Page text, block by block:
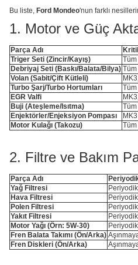
Bu liste, Ford Mondeo'nun farklı
1. Motor ve Güç
Parça Adı
Triger Seti (Zincir/Kayış)
Debriyaj Seti (Baskı/Balata/Bilya)
Volan (Sabit/Çift Kütleli)
Turbo Şarj/Turbo Hortumları
EGR Valfi
Buji (Ateşleme/Isıtma)
Enjektörler/Enjeksiyon Pompası
Motor Kulağı (Takozu)
2. Filtre ve Bakım
Parça Adı
Yağ Filtresi
Hava Filtresi
Polen Filtresi
Yakıt Filtresi
Motor Yağı (Örn: 5W-30)
Fren Balata Takımı (Ön/Arka)
Fren Diskleri (Ön/Arka)